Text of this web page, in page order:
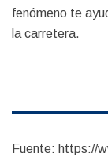
fenómeno te
la carretera.
Fuente: https://